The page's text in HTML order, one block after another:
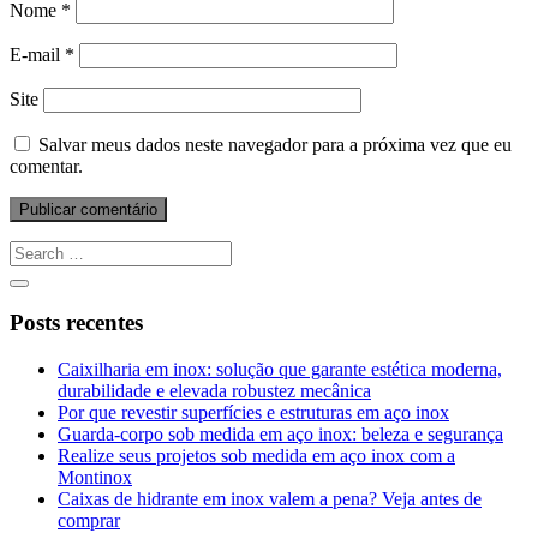
Nome *
E-mail *
Site
Salvar meus dados neste navegador para a próxima vez que eu
comentar.
Posts recentes
Caixilharia em inox: solução que garante estética moderna,
durabilidade e elevada robustez mecânica
Por que revestir superfícies e estruturas em aço inox
Guarda-corpo sob medida em aço inox: beleza e segurança
Realize seus projetos sob medida em aço inox com a
Montinox
Caixas de hidrante em inox valem a pena? Veja antes de
comprar